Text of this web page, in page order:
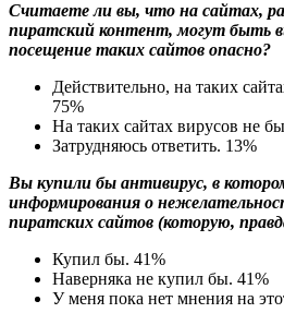
Считаете ли вы, что на сайтах,
пиратский контент, могут быть
посещение таких сайтов опасно?
Действительно, на таких
75%
На таких сайтах вирусов не
Затрудняюсь ответить. 13%
Вы купили бы антивирус, в
информирования о
пиратских сайтов (которую,
Купил бы. 41%
Наверняка не купил бы. 41%
У меня пока нет мнения на